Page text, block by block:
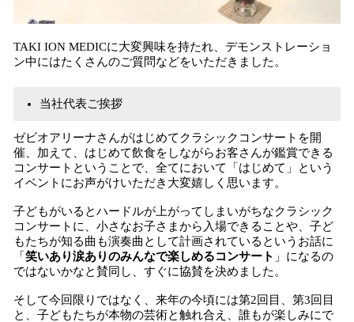
TAKI ION MEDICに大変興味を持たれ、デモンストレーショ
ン中にはたくさんのご質問などをいただきました。
当社代表ご挨拶
ゼビオアリーナさんがはじめてクラシックコンサートを開
催、加えて、はじめて飲食をしながらお客さんが鑑賞できる
コンサートということで、全てにおいて「はじめて」という
イベントにお声がけいただき大変嬉しく思います。
子どもがいるとハードルが上がってしまいがちなクラシック
コンサートに、小さなお子さまから入場できることや、子ど
もたちが知る曲も演奏曲として計画されているというお話に
「 笑いあり涙ありのみんなで楽しめるコンサート 」になるの
ではないかなと賛同し、すぐに協賛を決めました。
そして今回限りではなく、来年の今頃には第2回目、第3回目
と、子どもたちが本物の芸術と触れ合え、誰もが楽しみにで